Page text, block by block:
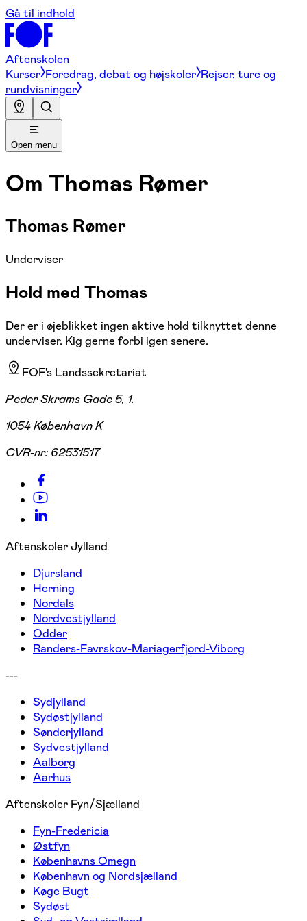
Gå til indhold
Aftenskolen
Kurser Foredrag, debat og højskoler Rejser, ture og
rundvisninger
Open menu
Om Thomas Rømer
Thomas Rømer
Underviser
Hold med Thomas
Der er i øjeblikket ingen aktive hold tilknyttet denne
underviser. Kig gerne forbi igen senere.
FOF's Landssekretariat
Peder Skrams Gade 5, 1.
1054 København K
CVR-nr: 62531517
Aftenskoler Jylland
Djursland
Herning
Nordals
Nordvestjylland
Odder
Randers-Favrskov-Mariagerfjord-Viborg
---
Sydjylland
Sydøstjylland
Sønderjylland
Sydvestjylland
Aalborg
Aarhus
Aftenskoler Fyn/Sjælland
Fyn-Fredericia
Østfyn
Københavns Omegn
København og Nordsjælland
Køge Bugt
Sydøst